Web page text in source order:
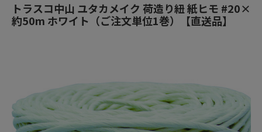
トラスコ中山 ユタカメイク 荷造り紐 紙ヒモ #20×
約50m ホワイト（ご注文単位1巻）【直送品】